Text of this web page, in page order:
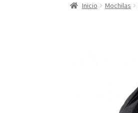
Inicio Mochilas